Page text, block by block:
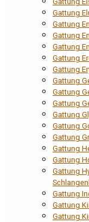
Gattung
Gattung
Gattung
Gattung
Gattung
Gattung
Gattung
Gattung
Gattung
Gattung
Gattung
Gattung
Gattung
Gattung
Gattung
Gattung
Gattung
Gattung